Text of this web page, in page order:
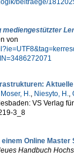
beitraege/
von
Aktuelle
Moser, H., Niesyto, H.,
VS Verlag für
3_8
Online Master
Handbuch